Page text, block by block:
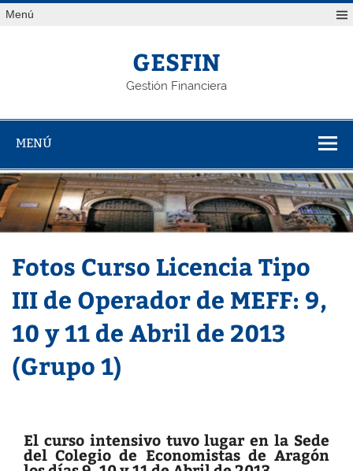
Saltar
alMenú
GESFIN
Gestión Financiera
MENÚ
Fotos Curso Licencia Tipo
III de Operador de MEFF: 9,
10 y 11 de Abril de 2013
(Grupo 1)
El curso intensivo tuvo lugar en la Sede
del Colegio de Economistas de Aragón